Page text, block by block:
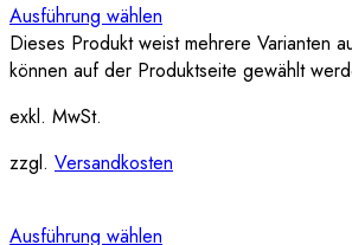
Ausführung wählen
Dieses Produkt weist mehrere Varianten
können auf der Produktseite gewählt
exkl. MwSt.
zzgl. Versandkosten
Ausführung wählen